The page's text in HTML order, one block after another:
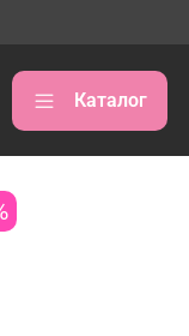
Каталог